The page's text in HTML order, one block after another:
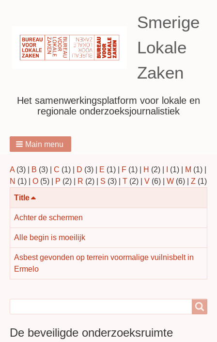
Smerige
Lokale
Zaken
Het samenwerkingsplatform voor lokale en
regionale onderzoeksjournalistiek
Main menu
A (3) B (3) C (1) D (3) E (1) F (1) H (2) (1) M (1)
N (1) O (5) P (2) R (2) S (3) T (2) V (6) W (6) Z (1)
TitleAflopend
sorteren
Achter de schermen
Alle begin is moeilijk
Asbest gevonden op terrein voormalige vuilnisbelt in
Ermelo
De beveiligde onderzoeksruimte